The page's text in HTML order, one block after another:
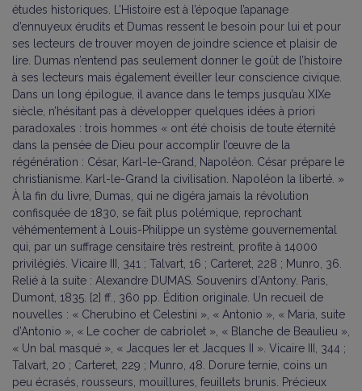
études historiques. L’Histoire est à l’époque l’apanage
d’ennuyeux érudits et Dumas ressent le besoin pour lui et pour
ses lecteurs de trouver moyen de joindre science et plaisir de
lire. Dumas n’entend pas seulement donner le goût de l’histoire
à ses lecteurs mais également éveiller leur conscience civique.
Dans un long épilogue, il avance dans le temps jusqu’au XIXe
siècle, n’hésitant pas à développer quelques idées à priori
paradoxales : trois hommes « ont été choisis de toute éternité
dans la pensée de Dieu pour accomplir l’œuvre de la
régénération : César, Karl-le-Grand, Napoléon. César prépare le
christianisme. Karl-le-Grand la civilisation. Napoléon la liberté. »
À la fin du livre, Dumas, qui ne digéra jamais la révolution
confisquée de 1830, se fait plus polémique, reprochant
véhémentement à Louis-Philippe un système gouvernemental
qui, par un suffrage censitaire très restreint, profite à 14000
privilégiés. Vicaire III, 341 ; Talvart, 16 ; Carteret, 228 ; Munro, 36.
Relié à la suite : Alexandre DUMAS. Souvenirs d’Antony. Paris,
Dumont, 1835. [2] ff., 360 pp. Édition originale. Un recueil de
nouvelles : « Cherubino et Celestini », « Antonio », « Maria, suite
d’Antonio », « Le cocher de cabriolet », « Blanche de Beaulieu »,
« Un bal masqué », « Jacques Ier et Jacques II ». Vicaire III, 344 ;
Talvart, 20 ; Carteret, 229 ; Munro, 48. Dorure ternie, coins un
peu écrasés, rousseurs, mouillures, feuillets brunis. Précieux